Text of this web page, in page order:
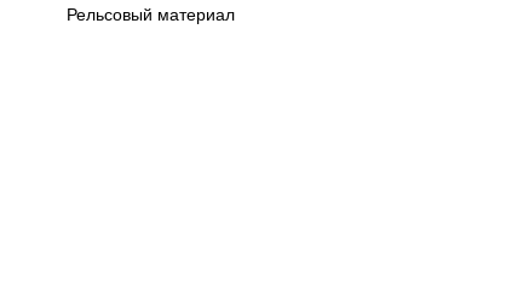
Рельсовый материал